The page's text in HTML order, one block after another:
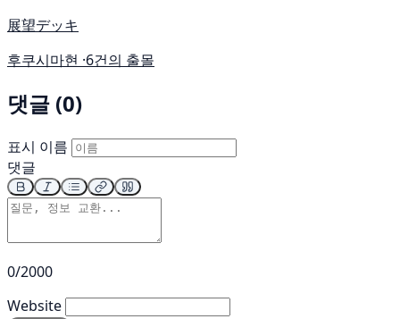
展望デッキ
후쿠시마현 ·6건의 출몰
댓글 (0)
표시 이름
댓글
0/2000
Website